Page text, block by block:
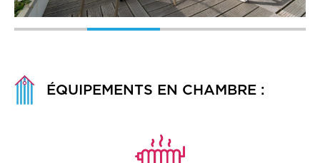
ÉQUIPEMENTS EN CHAMBRE :